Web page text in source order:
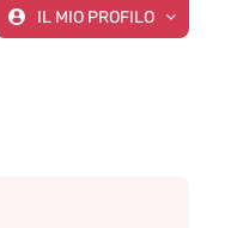
IL MIO PROFILO